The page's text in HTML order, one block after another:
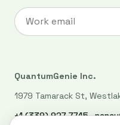
QuantumGenie Inc.
1979 Tamarack St,
+1 (339) 927-7745·